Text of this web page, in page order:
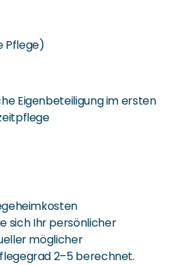
Pflege)
Eigenbeteiligung im ersten
sich Ihr persönlicher
möglicher
2–5 berechnet.